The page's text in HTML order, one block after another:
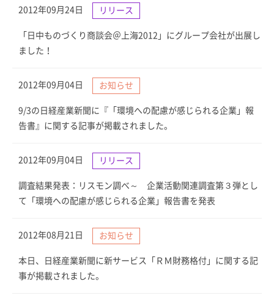
2012年09月24日 リリース
「日中ものづくり商談会＠上海2012」にグループ会社が出展し
ました！
2012年09月04日 お知らせ
9/3の日経産業新聞に『「環境への配慮が感じられる企業」報
告書』に関する記事が掲載されました。
2012年09月04日 リリース
調査結果発表：リスモン調べ～ 企業活動関連調査第３弾とし
て「環境への配慮が感じられる企業」報告書を発表
2012年08月21日 お知らせ
本日、日経産業新聞に新サービス「ＲＭ財務格付」に関する記
事が掲載されました。